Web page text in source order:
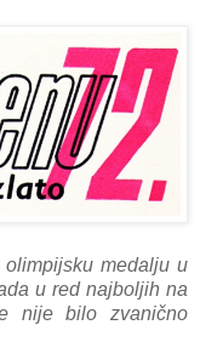
medalju u
u red najboljih na
nije bilo zvanično